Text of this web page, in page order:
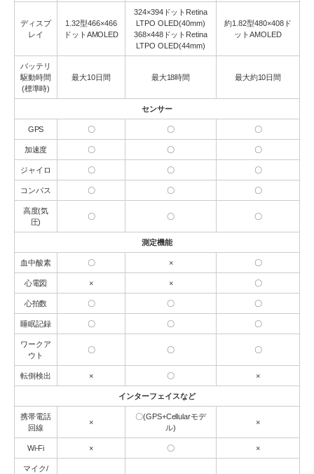
ディスプ
レイ
1.32型466×466
ドットAMOLED
324×394ドットRetina
LTPO OLED(40mm)
368×448ドットRetina
LTPO OLED(44mm)
約1.82型480×408ド
ットAMOLED
バッテリ
駆動時間
(標準時)
最大10日間 最大18時間 最大約10日間
センサー
GPS 〇 〇 〇
加速度 〇 〇 〇
ジャイロ 〇 〇 〇
コンパス 〇 〇 〇
高度(気
圧)
〇 〇 〇
測定機能
血中酸素 〇 × 〇
心電図 × × 〇
心拍数 〇 〇 〇
睡眠記録 〇 〇 〇
ワークア
ウト
〇 〇 〇
転倒検出 × 〇 ×
インターフェイスなど
携帯電話
回線
×
〇(GPS+Cellularモデ
ル)
×
Wi-Fi × 〇 ×
マイク/